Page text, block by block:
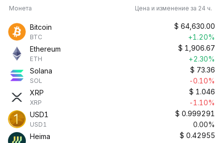
Монета Цена и изменение за 24 ч.
Bitcoin
BTC
$ 64,630.00
+1.20%
Ethereum
ETH
$ 1,906.67
+2.30%
Solana
SOL
$ 73.36
-0.10%
XRP
XRP
$ 1.046
-1.10%
USD1
USD1
$ 0.999291
0.00%
Heima
$ 0.42955